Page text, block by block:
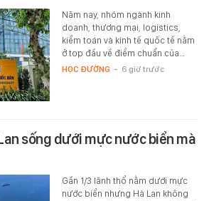
Năm nay, nhóm ngành kinh
doanh, thương mại, logistics,
kiểm toán và kinh tế quốc tế nằm
ở top đầu về điểm chuẩn của…
HỌC ĐƯỜNG - 6 giờ trước
sống dưới mực nước biển mà
Gần 1/3 lãnh thổ nằm dưới mực
nước biển nhưng Hà Lan không